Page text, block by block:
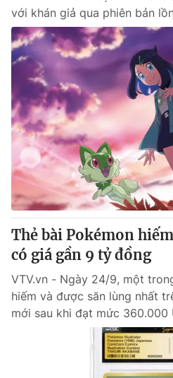
Xã hội
Pháp luật
Y tế
Thế giới
Tin tức
Thế giới đó đây
Câu chuyện quốc tế
Kinh tế
Tài chính
Thị trường
Góc doanh nghiệp
Dữ liệu và đời sống
Truyền hình
Phim VTV
Hậu trường
Giải trí
với khán giả qua phiên bản
Thẻ bài Pokémon
có giá gần 9 tỷ đồng
VTV.vn - Ngày 24/9, một
hiếm và được săn lùng nhất
mới sau khi đạt mức 360.000